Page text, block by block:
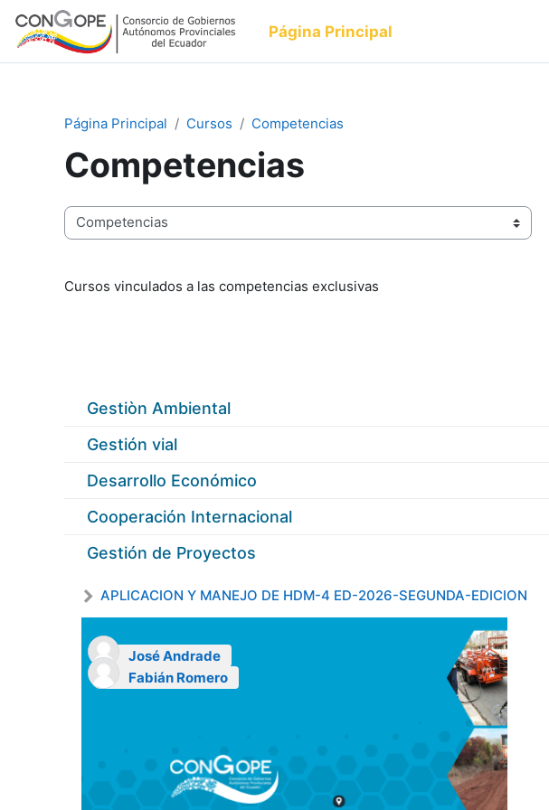
Salta al contenido principal
Página Principal
Página Principal Cursos Competencias
Competencias
Categorías
Cursos vinculados a las competencias exclusivas
Gestiòn Ambiental
Gestión vial
Desarrollo Económico
Cooperación Internacional
Gestión de Proyectos
APLICACION Y MANEJO DE HDM-4 ED-2026-SEGUNDA-EDICION
José Andrade
Fabián Romero